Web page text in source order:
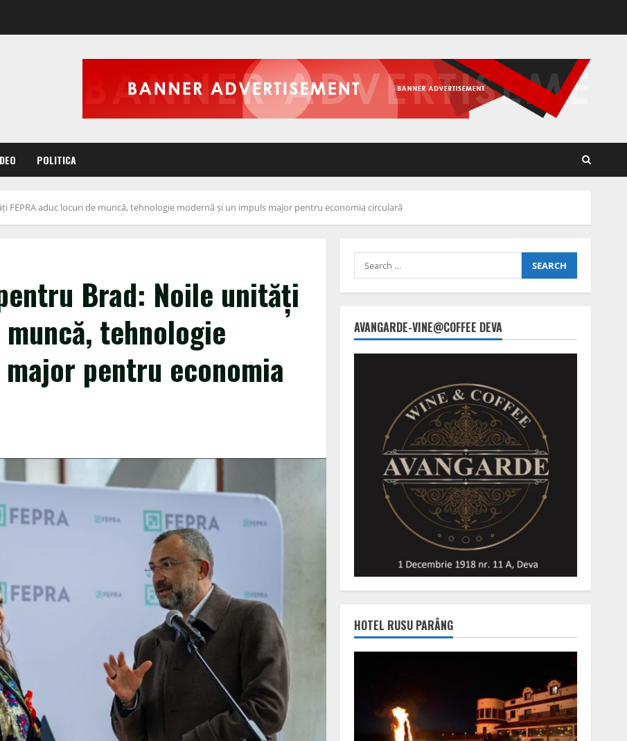
POLITICA
FEPRA aduc locuri de muncă, tehnologie modernă și un impuls major pentru economia circulară
Brad: Noile unități
tehnologie
pentru economia
Search
for:
AVANGARDE-VINE@COFFEE DEVA
HOTEL RUSU PARÂNG